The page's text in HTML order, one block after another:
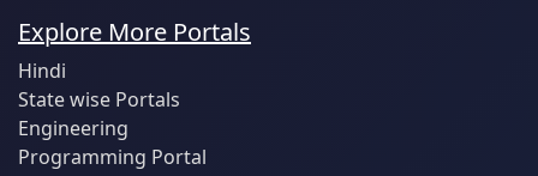
Explore More Portals
Hindi
State wise Portals
Engineering
Programming Portal